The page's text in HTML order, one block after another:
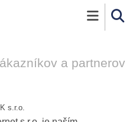
a partnerov
s.r.o.